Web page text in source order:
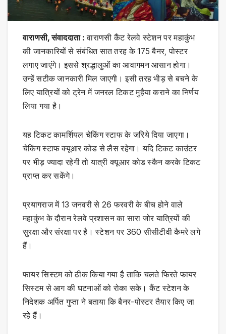
वाराणसी, संवाददाता : वाराणसी कैंट रेलवे स्टेशन पर महाकुंभ
की जानकारियों से संबंधित सात तरह के 175 बैनर, पोस्टर
लगाए जाएंगे। इससे श्रद्धालुओं का आवागमन आसान होगा।
उन्हें सटीक जानकारी मिल जाएगी। इसी तरह भीड़ से बचने के
लिए यात्रियों को ट्रेन में जनरल टिकट मुहैया कराने का निर्णय
लिया गया है।
यह टिकट कामर्शियल चेकिंग स्टाफ के जरिये दिया जाएगा।
चेकिंग स्टाफ क्यूआर कोड से लैस रहेगा। यदि टिकट काउंटर
पर भीड़ ज्यादा रहेगी तो यात्री क्यूआर कोड स्कैन करके टिकट
प्राप्त कर सकेंगे।
प्रयागराज में 13 जनवरी से 26 फरवरी के बीच होने वाले
महाकुंभ के दौरान रेलवे प्रशासन का सारा जोर यात्रियों की
सुरक्षा और संरक्षा पर है। स्टेशन पर 360 सीसीटीवी कैमरे लगे
हैं।
फायर सिस्टम को ठीक किया गया है ताकि चलते फिरते फायर
सिस्टम से आग की घटनाओं को रोका सके। कैंट स्टेशन के
निदेशक अर्पित गुप्ता ने बताया कि बैनर-पोस्टर तैयार किए जा
रहे हैं।